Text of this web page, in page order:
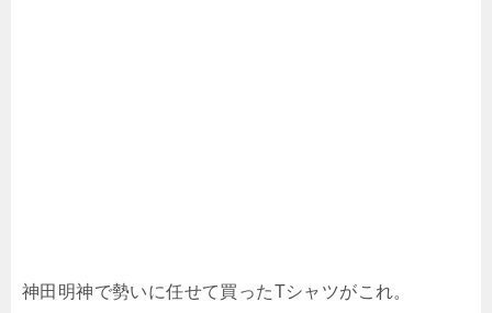
神田明神で勢いに任せて買ったTシャツがこれ。